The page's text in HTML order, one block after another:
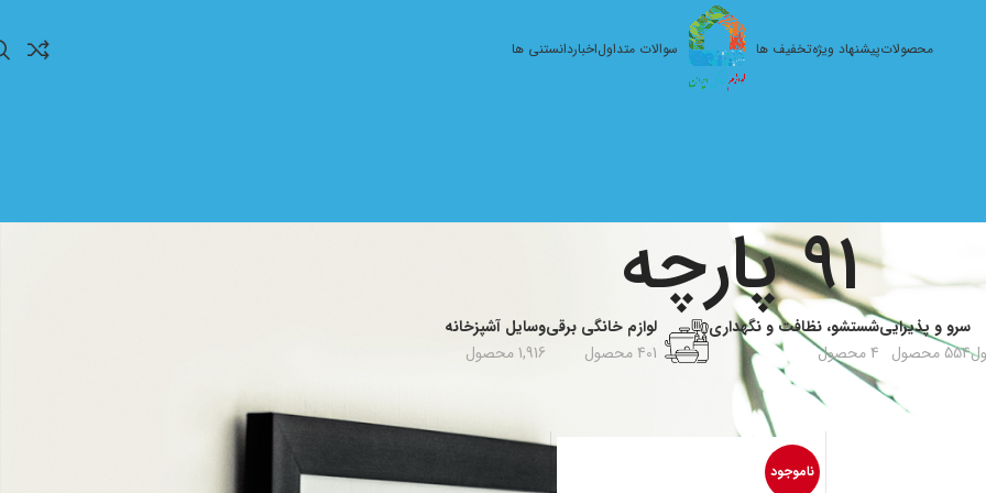
محصولاتپیشنهاد ویژهتخفیف ها سوالات متداولاخباردانستنی ها
91 پارچه
سرو و پذیرایی
554 محصول
شستشو، نظافت و نگهداری
4 محصول
لوازم خانگی برقی
401 محصول
وسایل آشپزخانه
1,916 محصول
ناموجود